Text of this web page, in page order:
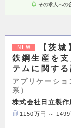
その求人への
NEW
【茨
鉄鋼生産を
テムに関す
アプリケーショ
系）
株式会社日立製作
1150万円 ～ 1499